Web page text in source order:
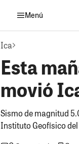
Menú
Ica
Esta
movió
Sismo de magnitud
Instituto Geofísico del